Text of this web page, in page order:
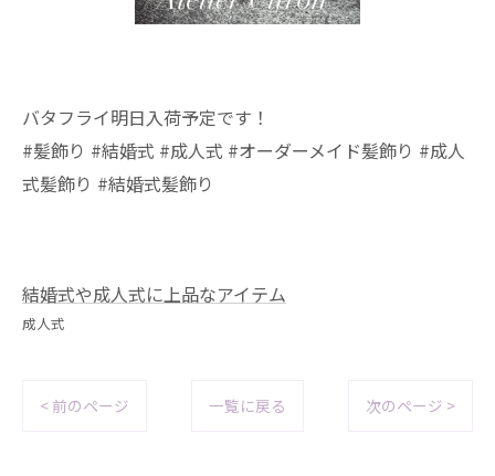
バタフライ明日入荷予定です！
#髪飾り #結婚式 #成人式 #オーダーメイド髪飾り #成人
式髪飾り #結婚式髪飾り
結婚式や成人式に上品なアイテム
成人式
< 前のページ 一覧に戻る 次のページ >